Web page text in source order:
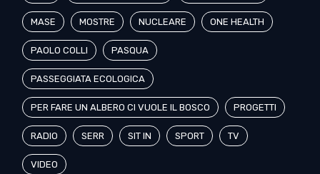
MASE MOSTRE NUCLEARE ONE HEALTH
PAOLO COLLI PASQUA
PASSEGGIATA ECOLOGICA
PER FARE UN ALBERO CI VUOLE IL BOSCO PROGETTI
RADIO SERR SIT IN SPORT TV
VIDEO